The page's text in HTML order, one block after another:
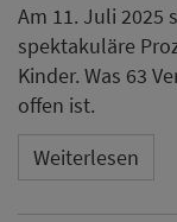
Am 11. Juli 2025
spektakuläre
Kinder. Was 63
offen ist.
Weiterlesen